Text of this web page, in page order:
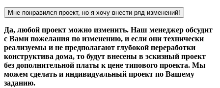
Мне понравился проект, но я хочу внести ряд изменений!
Да, любой проект можно изменить. Наш менеджер обсудит
с Вами пожелания по изменению, и если они технически
реализуемы и не предполагают глубокой переработки
конструктива дома, то будут внесены в эскизный проект
без дополнительной платы к цене типового проекта. Мы
можем сделать и индивидуальный проект по Вашему
заданию.